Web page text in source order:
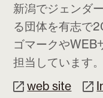
新潟でジェンダ
る団体を有志で
ゴマークやWEB
担当しています。
web site